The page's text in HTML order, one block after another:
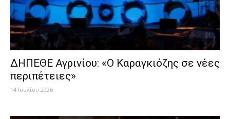
ΔΗΠΕΘΕ Αγρινίου: «Ο Καραγκιόζης σε νέες
περιπέτειες»
14 Ιουλίου 2026